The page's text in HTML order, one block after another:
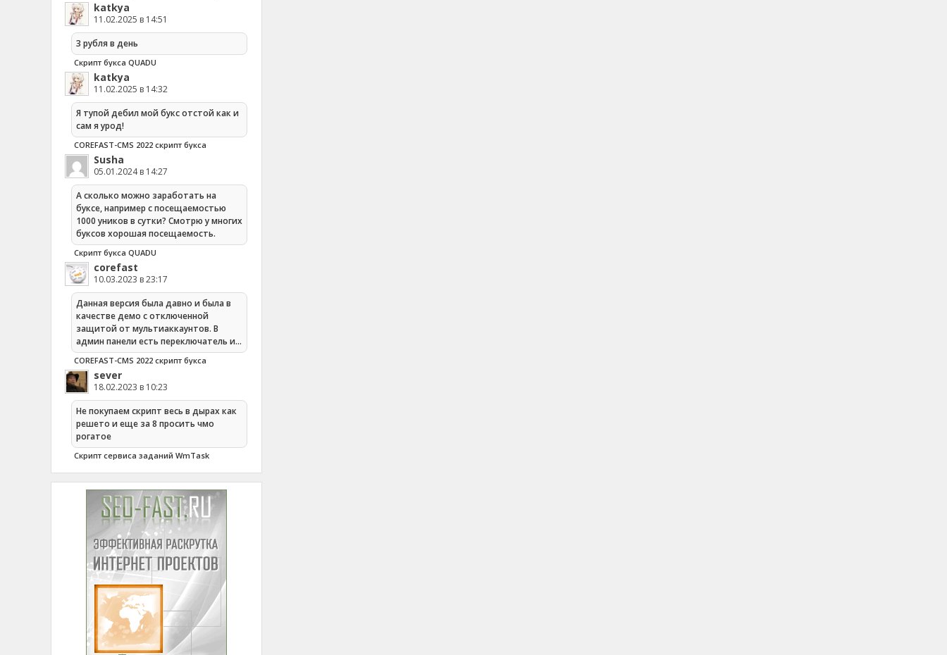
katkya
11.02.2025 в 14:51
3 рубля в день
Скрипт букса QUADU
katkya
11.02.2025 в 14:32
Я тупой дебил мой букс отстой как и
сам я урод!
COREFAST-CMS 2022 скрипт букса
Susha
05.01.2024 в 14:27
А сколько можно заработать на
буксе, например с посещаемостью
1000 уников в сутки? Смотрю у многих
буксов хорошая посещаемость.
Скрипт букса QUADU
corefast
10.03.2023 в 23:17
Данная версия была давно и была в
качестве демо с отключенной
защитой от мультиаккаунтов. В
админ панели есть переключатель и…
COREFAST-CMS 2022 скрипт букса
sever
18.02.2023 в 10:23
Не покупаем скрипт весь в дырах как
решето и еще за 8 просить чмо
рогатое
Cкрипт сервиса заданий WmTask